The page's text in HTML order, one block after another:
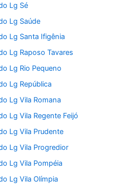
Lg Sé
Lg Saúde
Lg Santa Ifigênia
Lg Raposo Tavares
Lg Rio Pequeno
Lg República
Lg Vila Romana
Lg Vila Regente Feijó
Lg Vila Prudente
Lg Vila Progredior
Lg Vila Pompéia
Lg Vila Olímpia